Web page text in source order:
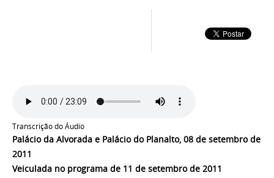
Transcrição do Áudio
Palácio da Alvorada e Palácio do Planalto, 08 de setembro de
2011
Veiculada no programa de 11 de setembro de 2011